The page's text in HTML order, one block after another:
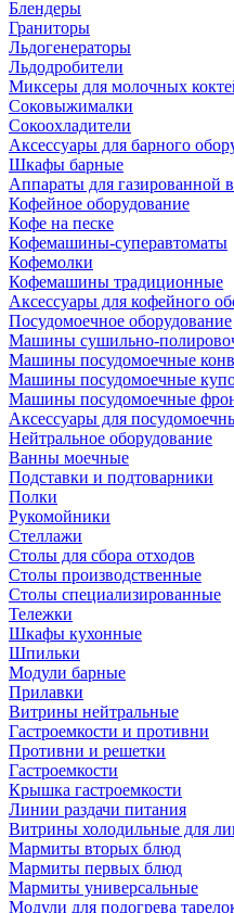
Блендеры
Граниторы
Льдогенераторы
Льдодробители
Миксеры для молочных
Соковыжималки
Сокоохладители
Аксессуары для барного
Шкафы барные
Аппараты для газированной
Кофейное оборудование
Кофе на песке
Кофемашины-суперавтоматы
Кофемолки
Кофемашины традиционные
Аксессуары для кофейного
Посудомоечное оборудование
Машины сушильно-
Машины посудомоечные
Машины посудомоечные
Машины посудомоечные
Аксессуары для
Нейтральное оборудование
Ванны моечные
Подставки и подтоварники
Полки
Рукомойники
Стеллажи
Столы для сбора отходов
Столы производственные
Столы специализированные
Тележки
Шкафы кухонные
Шпильки
Модули барные
Прилавки
Витрины нейтральные
Гастроемкости и противни
Противни и решетки
Гастроемкости
Крышка гастроемкости
Линии раздачи питания
Витрины холодильные для
Мармиты вторых блюд
Мармиты первых блюд
Мармиты универсальные
Модули для подогрева